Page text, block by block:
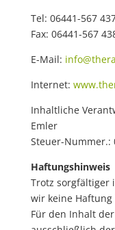
Tel: 06441-567
Fax: 06441-567
E-Mail:
Internet:
Inhaltliche
Emler
Steuer-Nummer.:
Haftungshinweis
Trotz sorgfältiger
wir keine
Für den Inhalt